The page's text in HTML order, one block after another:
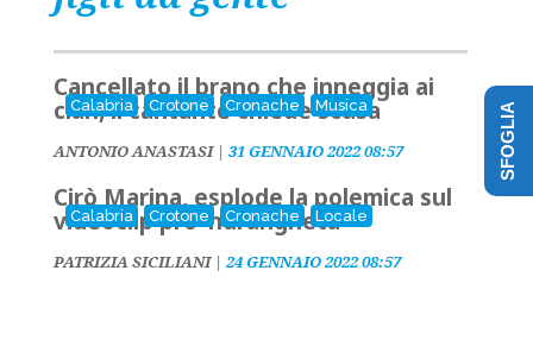
Calabria Crotone Cronache Musica
Cancellato il brano che inneggia ai
clan, il cantante chiede scusa
ANTONIO ANASTASI| 31 GENNAIO 2022 08:57
Calabria Crotone Cronache Locale
Cirò Marina, esplode la polemica sul
videoclip pro 'ndrangheta
PATRIZIA SICILIANI| 24 GENNAIO 2022 08:57
SFOGLIA